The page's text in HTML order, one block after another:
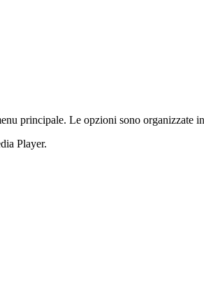
principale. Le opzioni sono organizzate
Player.